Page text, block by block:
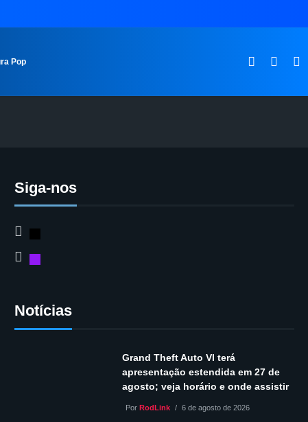
Pop
Siga-nos
Notícias
Grand Theft Auto VI terá
apresentação estendida em 27 de
agosto; veja horário e onde assistir
Por RodLink 6 de agosto de 2026